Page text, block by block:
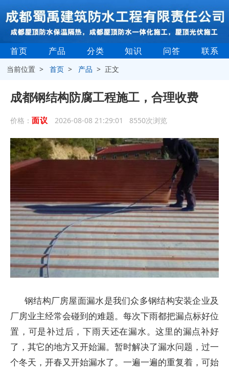
首页 产品 分类 知识 问答 联系
当前位置 >首页 > 产品 > 正文
成都钢结构防腐工程施工，合理收费
价格： 面议 2026-08-08 21:29:01 8550次浏览
钢结构厂房屋面漏水是我们众多钢结构安装企业及
厂房业主经常会碰到的难题。每次下雨都把漏点标好位
置，可是补过后，下雨天还在漏水。这里的漏点补好
了，其它的地方又开始漏。暂时解决了漏水问题，过一
个冬天，开春又开始漏水了。一遍一遍的重复着，可始